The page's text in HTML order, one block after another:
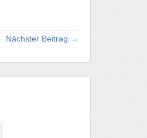
Nächster Beitrag →